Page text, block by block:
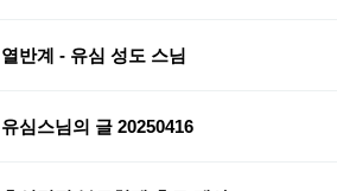
열반계 - 유심 성도 스님
유심스님의 글 20250416